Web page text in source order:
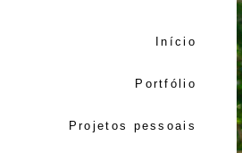
Início
Portfólio
Projetos pessoais